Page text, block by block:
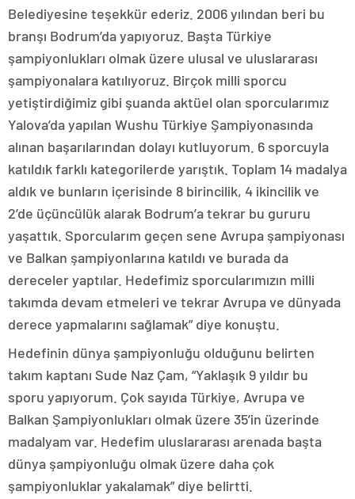
Belediyesine teşekkür ederiz. 2006 yılından beri bu
branşı Bodrum’da yapıyoruz. Başta Türkiye
şampiyonlukları olmak üzere ulusal ve uluslararası
şampiyonalara katılıyoruz. Birçok milli sporcu
yetiştirdiğimiz gibi şuanda aktüel olan sporcularımız
Yalova’da yapılan Wushu Türkiye Şampiyonasında
alınan başarılarından dolayı kutluyorum. 6 sporcuyla
katıldık farklı kategorilerde yarıştık. Toplam 14 madalya
aldık ve bunların içerisinde 8 birincilik, 4 ikincilik ve
2’de üçüncülük alarak Bodrum’a tekrar bu gururu
yaşattık. Sporcularım geçen sene Avrupa şampiyonası
ve Balkan şampiyonlarına katıldı ve burada da
dereceler yaptılar. Hedefimiz sporcularımızın milli
takımda devam etmeleri ve tekrar Avrupa ve dünyada
derece yapmalarını sağlamak” diye konuştu.
Hedefinin dünya şampiyonluğu olduğunu belirten
takım kaptanı Sude Naz Çam, “Yaklaşık 9 yıldır bu
sporu yapıyorum. Çok sayıda Türkiye, Avrupa ve
Balkan Şampiyonlukları olmak üzere 35’in üzerinde
madalyam var. Hedefim uluslararası arenada başta
dünya şampiyonluğu olmak üzere daha çok
şampiyonluklar yakalamak” diye belirtti.